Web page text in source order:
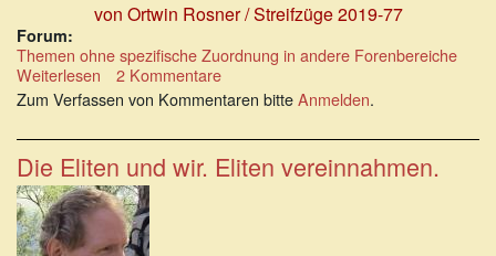
von Ortwin Rosner / Streifzüge 2019-77
Forum:
Themen ohne spezifische Zuordnung in andere Forenbereiche
Weiterlesen über
Warum
das
„Europa“
schon
bei
den
2 Kommentare
Zum Verfassen von Kommentaren bitteAnmelden.
Die Eliten und wir. Eliten vereinnahmen.